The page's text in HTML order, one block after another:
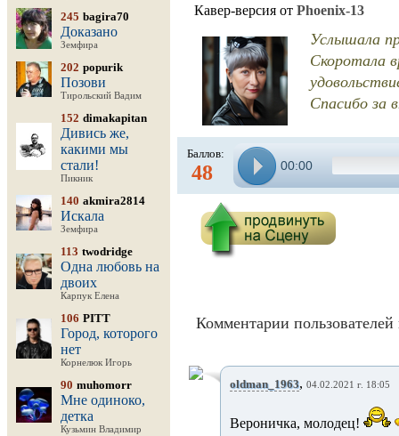
245 bagira70
Доказано
Земфира
202 popurik
Позови
Тирольский Вадим
152 dimakapitan
Дивись же,
какими мы
стали!
Пикник
140 akmira2814
Искала
Земфира
113 twodridge
Одна любовь на
двоих
Карпук Елена
106 PITT
Город, которого
нет
Корнелюк Игорь
90 muhomorr
Мне одиноко,
детка
Кузьмин Владимир
Кавер-версия от Phoenix-13
Услышала
Скоротала
Спасибо за
Баллов:
48 00:00
Комментарии пользователей
oldman_1963, 04.02.2021 г. 18:05
Вероничка, молодец!